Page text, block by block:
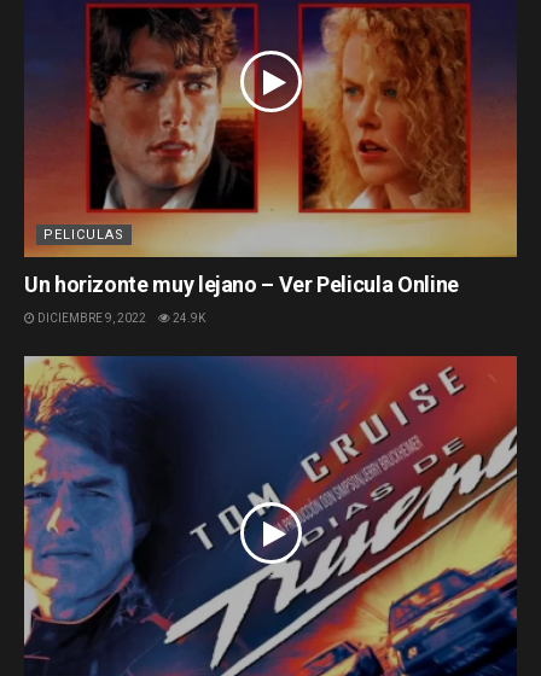
PELICULAS
Un horizonte muy lejano – Ver Pelicula Online
DICIEMBRE 9, 2022 24.9K